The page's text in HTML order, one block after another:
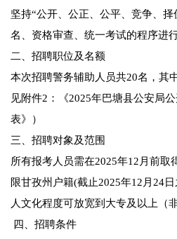
坚持“公开、公正、公平、竞争、
名、资格审查、统一考试的程序进
二、招聘职位及名额
本次招聘警务辅助人员共20名，其
见附件2：《2025年巴塘县公安局
表》）
三、招聘对象及范围
所有报考人员需在2025年12月前取
限甘孜州户籍(截止2025年12月24
人文化程度可放宽到大专及以上（
四、招聘条件